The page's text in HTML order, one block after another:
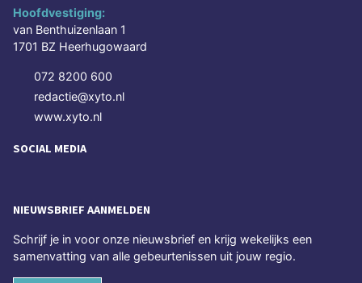
Hoofdvestiging:
van Benthuizenlaan 1
1701 BZ Heerhugowaard
072 8200 600
redactie@xyto.nl
www.xyto.nl
SOCIAL MEDIA
NIEUWSBRIEF AANMELDEN
Schrijf je in voor onze nieuwsbrief en krijg wekelijks een
samenvatting van alle gebeurtenissen uit jouw regio.